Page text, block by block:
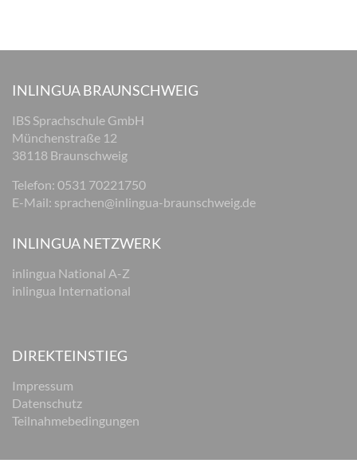
INLINGUA BRAUNSCHWEIG
IBS Sprachschule GmbH
Münchenstraße 12
38118 Braunschweig
Telefon: 0531 70221750
E-Mail: sprachen@inlingua-braunschweig.de
INLINGUA NETZWERK
inlingua National A-Z
inlingua International
DIREKTEINSTIEG
Impressum
Datenschutz
Teilnahmebedingungen